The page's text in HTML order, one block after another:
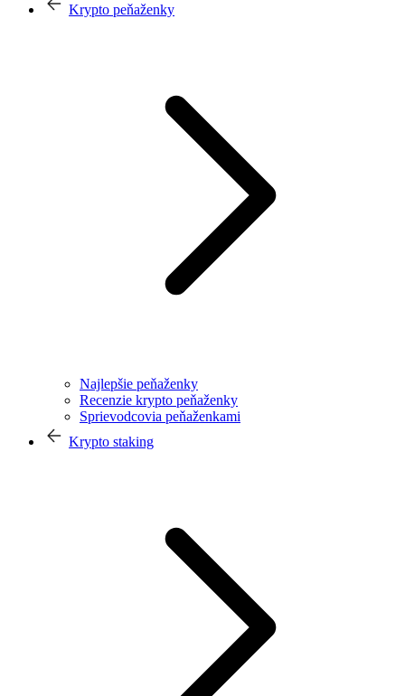
Krypto peňaženky
Najlepšie peňaženky
Recenzie krypto peňaženky
Sprievodcovia peňaženkami
Krypto staking